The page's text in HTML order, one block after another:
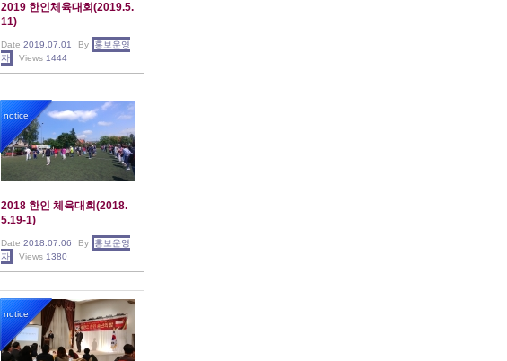
2019 한인체육대회(2019.5.
11)
Date 2019.07.01 By
홍보운영
자
Views 1444
notice
2018 한인 체육대회(2018.
5.19-1)
Date 2018.07.06 By
홍보운영
자
Views 1380
notice